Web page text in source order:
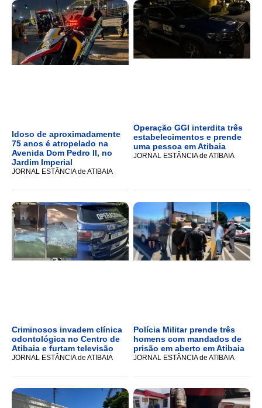
Idoso de aproximadamente
75 anos é atropelado na
Avenida Dom Pedro II, no
Jardim Imperial
JORNAL ESTÂNCIA de ATIBAIA
Operação GGI interdita três
estabelecimentos e prende
uma pessoa em Atibaia
JORNAL ESTÂNCIA de ATIBAIA
Criminosos invadem clínica
odontológica no Centro de
Atibaia e furtam televisão
JORNAL ESTÂNCIA de ATIBAIA
Polícia Militar prende três
homens com mandados de
prisão em aberto em Atibaia
JORNAL ESTÂNCIA de ATIBAIA